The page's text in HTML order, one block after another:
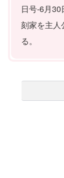
日号-6月
刻家を主人
る。